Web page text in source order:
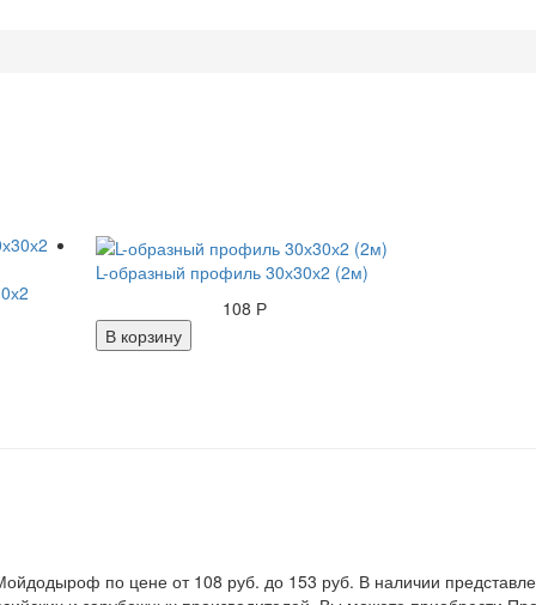
L-образный профиль 30х30х2 (2м)
108 Р
В корзину
по цене от 108 руб. до 153 руб. В наличии